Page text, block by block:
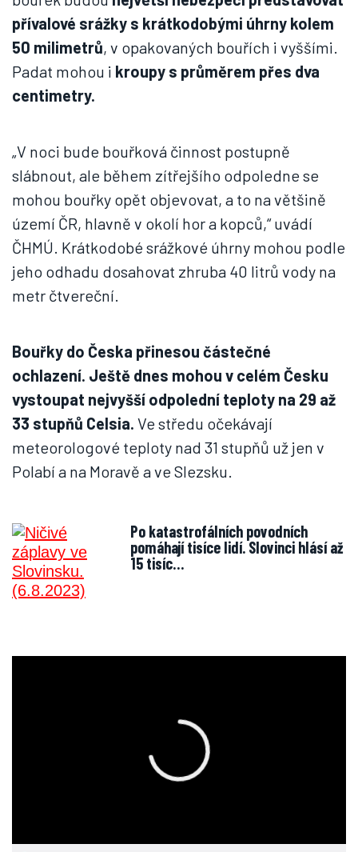
přívalové srážky s krátkodobými úhrny kolem
50 milimetrů, v opakovaných bouřích i vyššími.
Padat mohou i kroupy s průměrem přes dva
centimetry.
„V noci bude bouřková činnost postupně
slábnout, ale během zítřejšího odpoledne se
mohou bouřky opět objevovat, a to na většině
území ČR, hlavně v okolí hor a kopců,“ uvádí
ČHMÚ. Krátkodobé srážkové úhrny mohou podle
jeho odhadu dosahovat zhruba 40 litrů vody na
metr čtvereční.
Bouřky do Česka přinesou částečné
ochlazení. Ještě dnes mohou v celém Česku
vystoupat nejvyšší odpolední teploty na 29 až
33 stupňů Celsia. Ve středu očekávají
meteorologové teploty nad 31 stupňů už jen v
Polabí a na Moravě a ve Slezsku.
Po katastrofálních povodních
pomáhají tisíce lidí. Slovinci hlásí až
15 tisíc…